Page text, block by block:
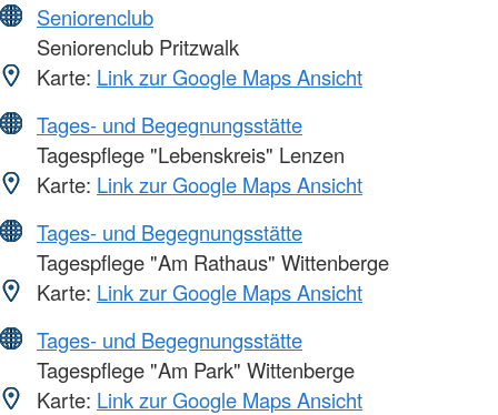
Seniorenclub
Seniorenclub Pritzwalk
Karte: Link zur Google Maps Ansicht
Tages- und Begegnungsstätte
Tagespflege "Lebenskreis" Lenzen
Karte: Link zur Google Maps Ansicht
Tages- und Begegnungsstätte
Tagespflege "Am Rathaus" Wittenberge
Karte: Link zur Google Maps Ansicht
Tages- und Begegnungsstätte
Tagespflege "Am Park" Wittenberge
Karte: Link zur Google Maps Ansicht